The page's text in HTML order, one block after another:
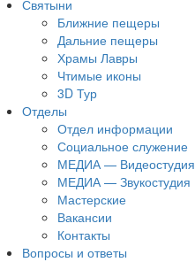
Святыни
Ближние пещеры
Дальние пещеры
Храмы Лавры
Чтимые иконы
3D Тур
Отделы
Отдел информации
Социальное служение
МЕДИА — Видеостудия
МЕДИА — Звукостудия
Мастерские
Вакансии
Контакты
Вопросы и ответы